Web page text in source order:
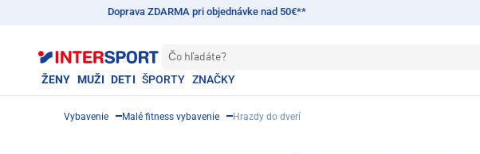
Doprava ZDARMA pri objednávke nad 50€**
Čo hľadáte?
ŽENY MUŽI DETI ŠPORTY ZNAČKY
Vybavenie Malé fitness vybavenie Hrazdy do dverí